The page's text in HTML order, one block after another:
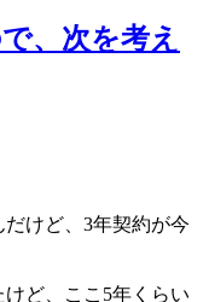
、次を考え
けど、3年契約が今
ど、ここ5年くらい